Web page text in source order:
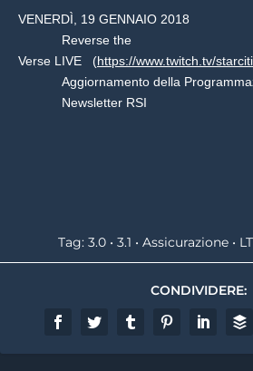
VENERDÌ, 19 GENNAIO 2018
Reverse the
Verse LIVE (https://www.twitch.tv/
Aggiornamento della
Newsletter RSI
Tag: 3.0 • 3.1 • Assicurazione •
CONDIVIDERE: